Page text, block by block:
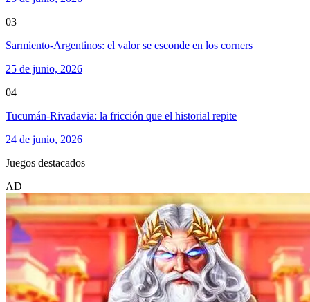
03
Sarmiento-Argentinos: el valor se esconde en los corners
25 de junio, 2026
04
Tucumán-Rivadavia: la fricción que el historial repite
24 de junio, 2026
Juegos destacados
AD